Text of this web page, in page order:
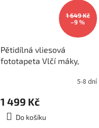
1 649 Kč
–9 %
Pětidílná vliesová
fototapeta Vlčí máky,
5-8 dní
1 499 Kč
Do košíku